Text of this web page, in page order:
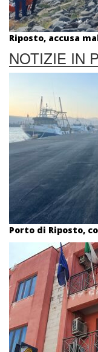
Riposto, accusa
NOTIZIE IN
Porto di Riposto,